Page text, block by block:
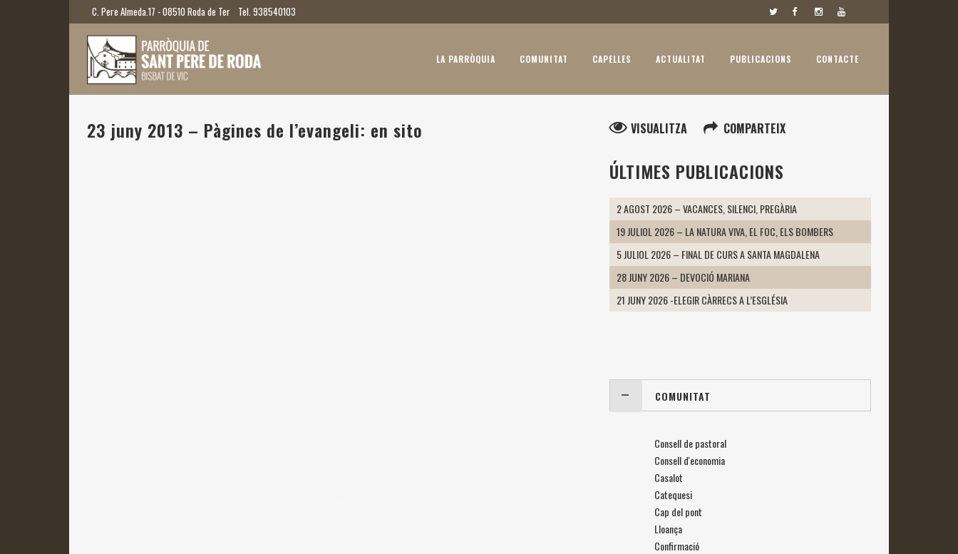
C. Pere Almeda.17 - 08510 Roda de Ter Tel. 938540103
LA PARRÒQUIA COMUNITAT CAPELLES ACTUALITAT PUBLICACIONS CONTACTE
23 juny 2013 – Pàgines de l’evangeli: en sito VISUALITZA COMPARTEIX
ÚLTIMES PUBLICACIONS
2 AGOST 2026 – VACANCES, SILENCI, PREGÀRIA
19 JULIOL 2026 – LA NATURA VIVA, EL FOC, ELS BOMBERS
5 JULIOL 2026 – FINAL DE CURS A SANTA MAGDALENA
28 JUNY 2026 – DEVOCIÓ MARIANA
21 JUNY 2026 -ELEGIR CÀRRECS A L’ESGLÉSIA
COMUNITAT
Consell de pastoral
Consell d'economia
Casalot
Catequesi
Cap del pont
Lloança
Confirmació